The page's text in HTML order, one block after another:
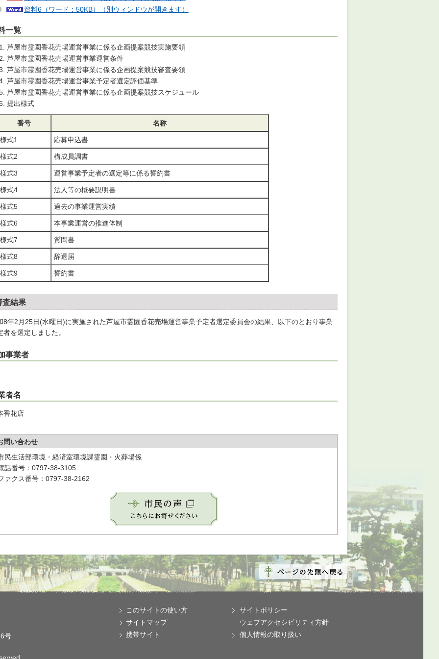
資料6（ワード：50KB）（別ウィンドウが開きます）
一覧
芦屋市霊園香花売場運営事業に係る企画提案競技実施要領
芦屋市霊園香花売場運営事業運営条件
芦屋市霊園香花売場運営事業に係る企画提案競技審査要領
芦屋市霊園香花売場運営事業予定者選定評価基準
芦屋市霊園香花売場運営事業に係る企画提案競技スケジュール
提出様式
番号 名称
様式1 応募申込書
様式2 構成員調書
様式3 運営事業予定者の選定等に係る誓約書
様式4 法人等の概要説明書
様式5 過去の事業運営実績
様式6 本事業運営の推進体制
様式7 質問書
様式8 辞退届
様式9 誓約書
査結果
8年2月25日(水曜日)に実施された芦屋市霊園香花売場運営事業予定者選定委員会の結果、以下のとおり事業
者を選定しました。
事業者
者名
香花店
問い合わせ
民生活部環境・経済室環境課霊園・火葬場係
話番号：0797-38-3105
ァクス番号：0797-38-2162
号
このサイトの使い方
サイトマップ
携帯サイト
サイトポリシー
ウェブアクセシビリティ方針
個人情報の取り扱い